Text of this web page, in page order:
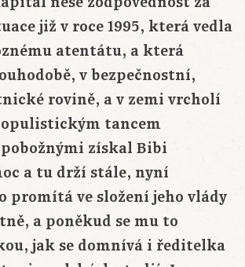
již v roce 1995, která vedla
atentátu, a která
v bezpečnostní,
rovině, a v zemi vrcholí
tancem
získal Bibi
a tu drží stále, nyní
promítá ve složení jeho vlády
a poněkud se mu to
jak se domnívá i ředitelka